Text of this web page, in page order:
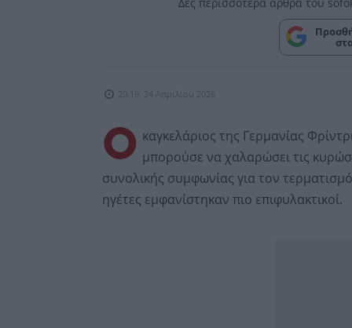
20:19, 24 Απριλίου 2026
Ο καγκελάριος της Γερμανίας
μπορούσε να χαλαρώσει τις
συνολικής συμφωνίας για τον
ηγέτες εμφανίστηκαν πιο επιφυλακτικοί.